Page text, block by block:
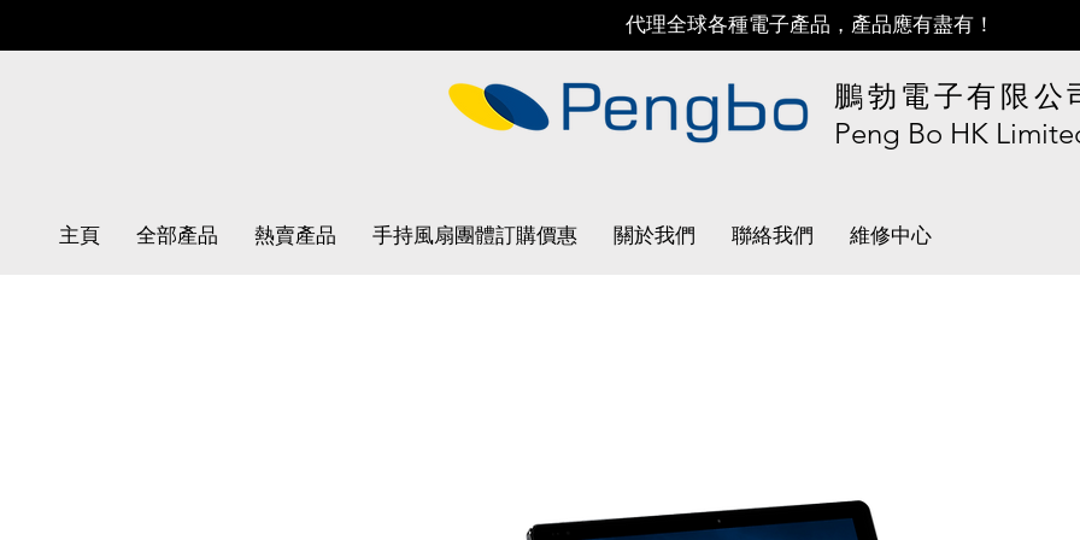
代理全球各種電子產品，產品應有盡有！
鵬勃電子有限公
Peng Bo HK
主頁 全部產品 熱賣產品 手持風扇團體訂購價惠 關於我們 聯絡我們 維修中心